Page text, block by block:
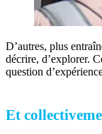
D’autres, plus
décrire, d’explorer.
question
Et